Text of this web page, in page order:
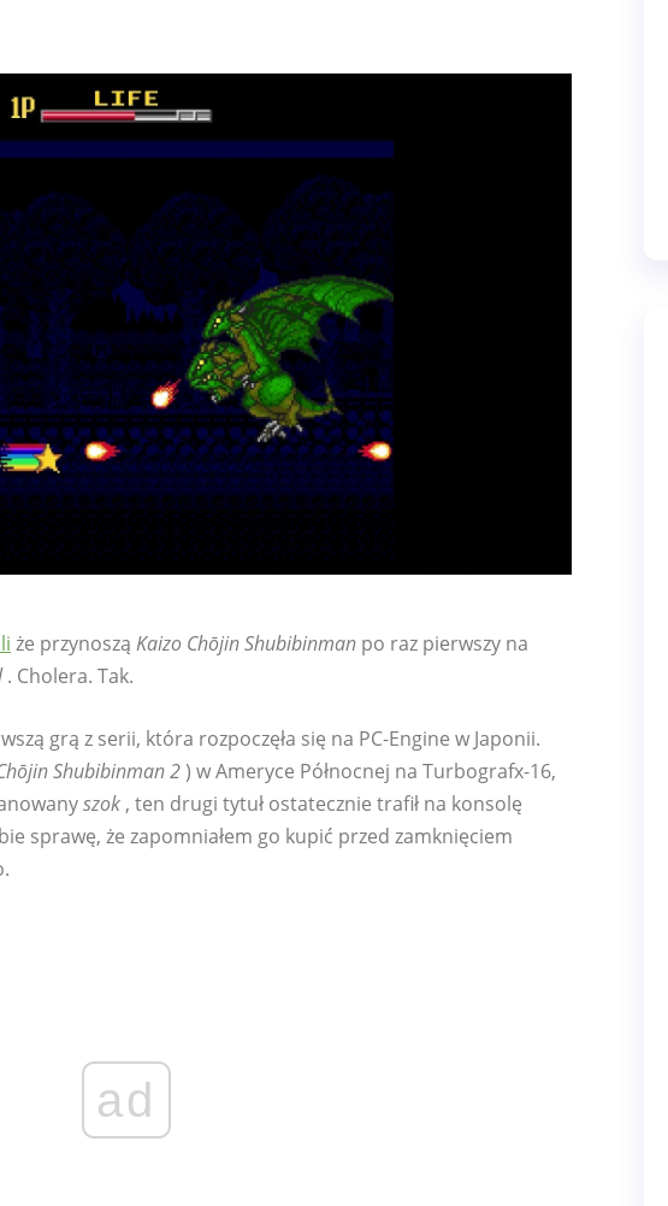
że przynoszą Kaizo Chōjin Shubibinman po raz pierwszy na
. Cholera. Tak.
grą z serii, która rozpoczęła się na PC-Engine w Japonii.
Shubibinman 2) w Ameryce Północnej na Turbografx-16,
szok , ten drugi tytuł ostatecznie trafił na konsolę
sprawę, że zapomniałem go kupić przed zamknięciem
ad